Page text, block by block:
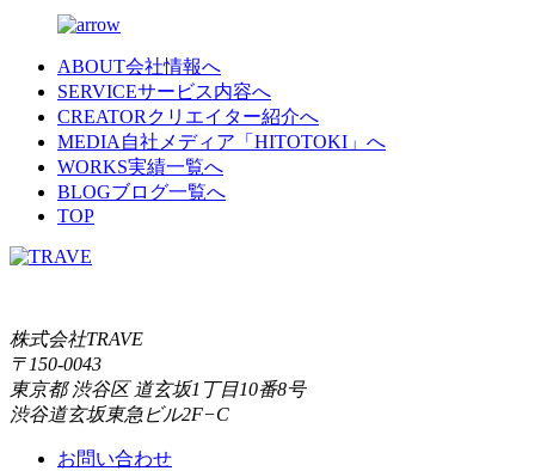
ABOUT会社情報へ
SERVICEサービス内容へ
CREATOR クリエイター紹介へ
MEDIA 自社メディア「HITOTOKI」へ
WORKS実績一覧へ
BLOGブログ一覧へ
TOP
株式会社TRAVE
〒150-0043
東京都 渋谷区 道玄坂1丁目10番8号
渋谷道玄坂東急ビル2F−C
お問い合わせ